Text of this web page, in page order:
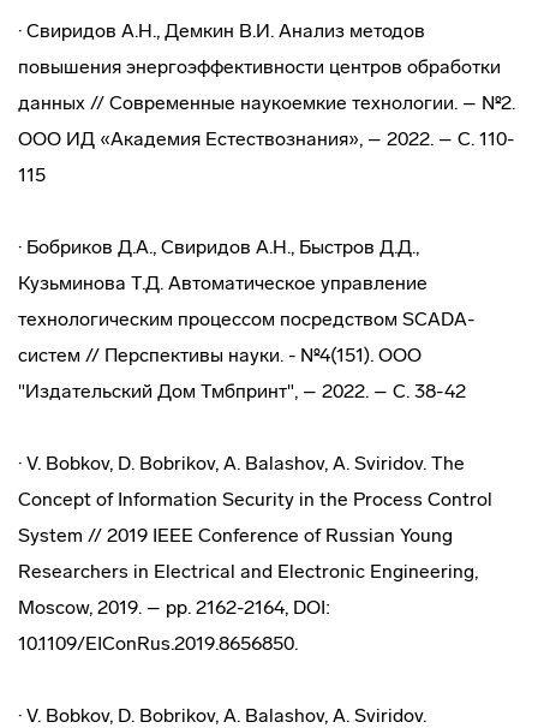
· Свиридов А.Н., Демкин В.И. Анализ методов
повышения энергоэффективности центров обработки
данных // Современные наукоемкие технологии. – №2.
ООО ИД «Академия Естествознания», – 2022. – С. 110-
115
· Бобриков Д.А., Свиридов А.Н., Быстров Д.Д.,
Кузьминова Т.Д. Автоматическое управление
технологическим процессом посредством SCADA-
систем // Перспективы науки. - №4(151). ООО
"Издательский Дом Тмбпринт", – 2022. – С. 38-42
· V. Bobkov, D. Bobrikov, A. Balashov, A. Sviridov. The
Concept of Information Security in the Process Control
System // 2019 IEEE Conference of Russian Young
Researchers in Electrical and Electronic Engineering,
Moscow, 2019. – pp. 2162-2164, DOI:
10.1109/EIConRus.2019.8656850.
· V. Bobkov, D. Bobrikov, A. Balashov, A. Sviridov.